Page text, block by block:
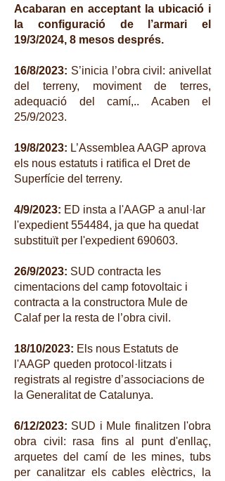
Acabaran en acceptant la ubicació i
la configuració de l’armari el
19/3/2024, 8 mesos després.
16/8/2023: S’inicia l’obra civil: anivellat
del terreny, moviment de terres,
adequació del camí,.. Acaben el
25/9/2023.
19/8/2023: L’Assemblea AAGP aprova
els nous estatuts i ratifica el Dret de
Superfície del terreny.
4/9/2023: ED insta a l'AAGP a anul·lar
l'expedient 554484, ja que ha quedat
substituït per l'expedient 690603.
26/9/2023: SUD contracta les
cimentacions del camp fotovoltaic i
contracta a la constructora Mule de
Calaf per la resta de l’obra civil.
18/10/2023: Els nous Estatuts de
l'AAGP queden protocol·litzats i
registrats al registre d’associacions de
la Generalitat de Catalunya.
6/12/2023: SUD i Mule finalitzen l'obra
obra civil: rasa fins al punt d'enllaç,
arquetes del camí de les mines, tubs
per canalitzar els cables elèctrics, la